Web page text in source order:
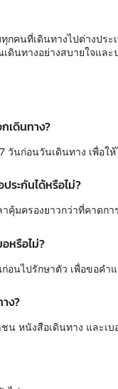
กคนที่เดินทางไปต่างปร
ดินทางอย่างสบายใจและ
เดินทาง?
วันก่อนวันเดินทาง เพื่อใ
ระกันได้หรือไม่?
คุ้มครองยาวกว่าที่คาดก
หรือไม่?
อนไปรักษาตัว เพื่อขอคำ
ง?
น หนังสือเดินทาง และเ